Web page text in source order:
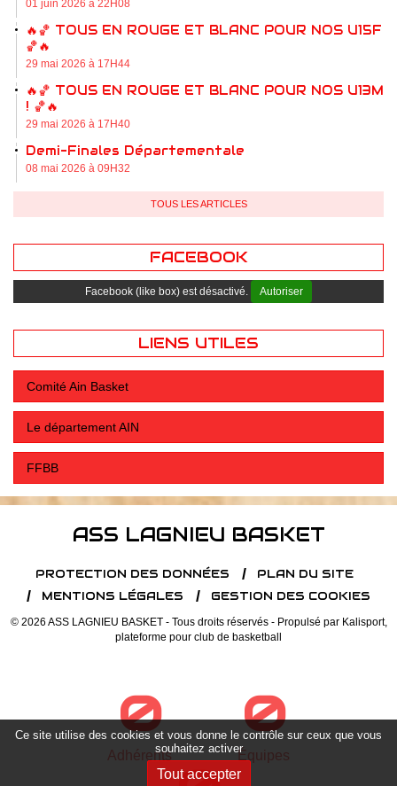
01 juin 2026 à 22H08
🔥🏀 TOUS EN ROUGE ET BLANC POUR NOS U15F !
🏀🔥
29 mai 2026 à 17H44
🔥🏀 TOUS EN ROUGE ET BLANC POUR NOS U13M
! 🏀🔥
29 mai 2026 à 17H40
Demi-Finales Départementale
08 mai 2026 à 09H32
TOUS LES ARTICLES
FACEBOOK
Facebook (like box) est désactivé. Autoriser
LIENS UTILES
Comité Ain Basket
Le département AIN
FFBB
ASS LAGNIEU BASKET
PROTECTION DES DONNÉES
PLAN DU SITE
MENTIONS LÉGALES
GESTION DES COOKIES
© 2026 ASS LAGNIEU BASKET - Tous droits réservés - Propulsé par Kalisport,
plateforme pour club de basketball
0
Adhérents
0
Équipes
Ce site utilise des cookies et vous donne le contrôle sur ceux que vous
souhaitez activer
Tout accepter